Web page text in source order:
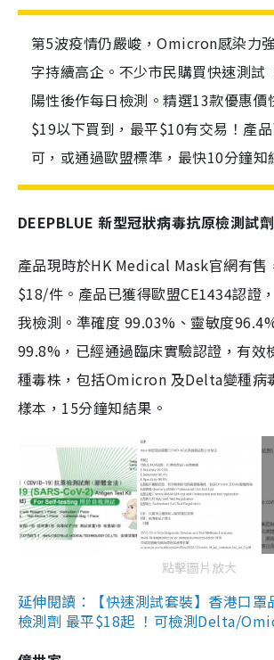
第5波疫情仍嚴峻，Omicron感染力
字持續高企。不少市民購買快速測試
陽性後作每日檢測。精選13款優惠價
$19以下買到，最平$10有交易！產
可，或通過歐盟標準，最快10分鐘知
DEEPBLUE 新型冠狀病毒抗原檢測試劑
產品現時於HK Medical Mask官網有售
$18/件。產品已獲得歐盟CE1434認證
我檢測。準確度 99.03%、靈敏度
99.8%，已經通過臨床實驗認證，有效
種毒株，包括Omicron 及Delta變種病
樣本，15分鐘知結果。
點擊圖片放大
延伸閱讀：【快速測試套裝】香港口罩
檢測劑 最平$18起 ！可檢測Delta/